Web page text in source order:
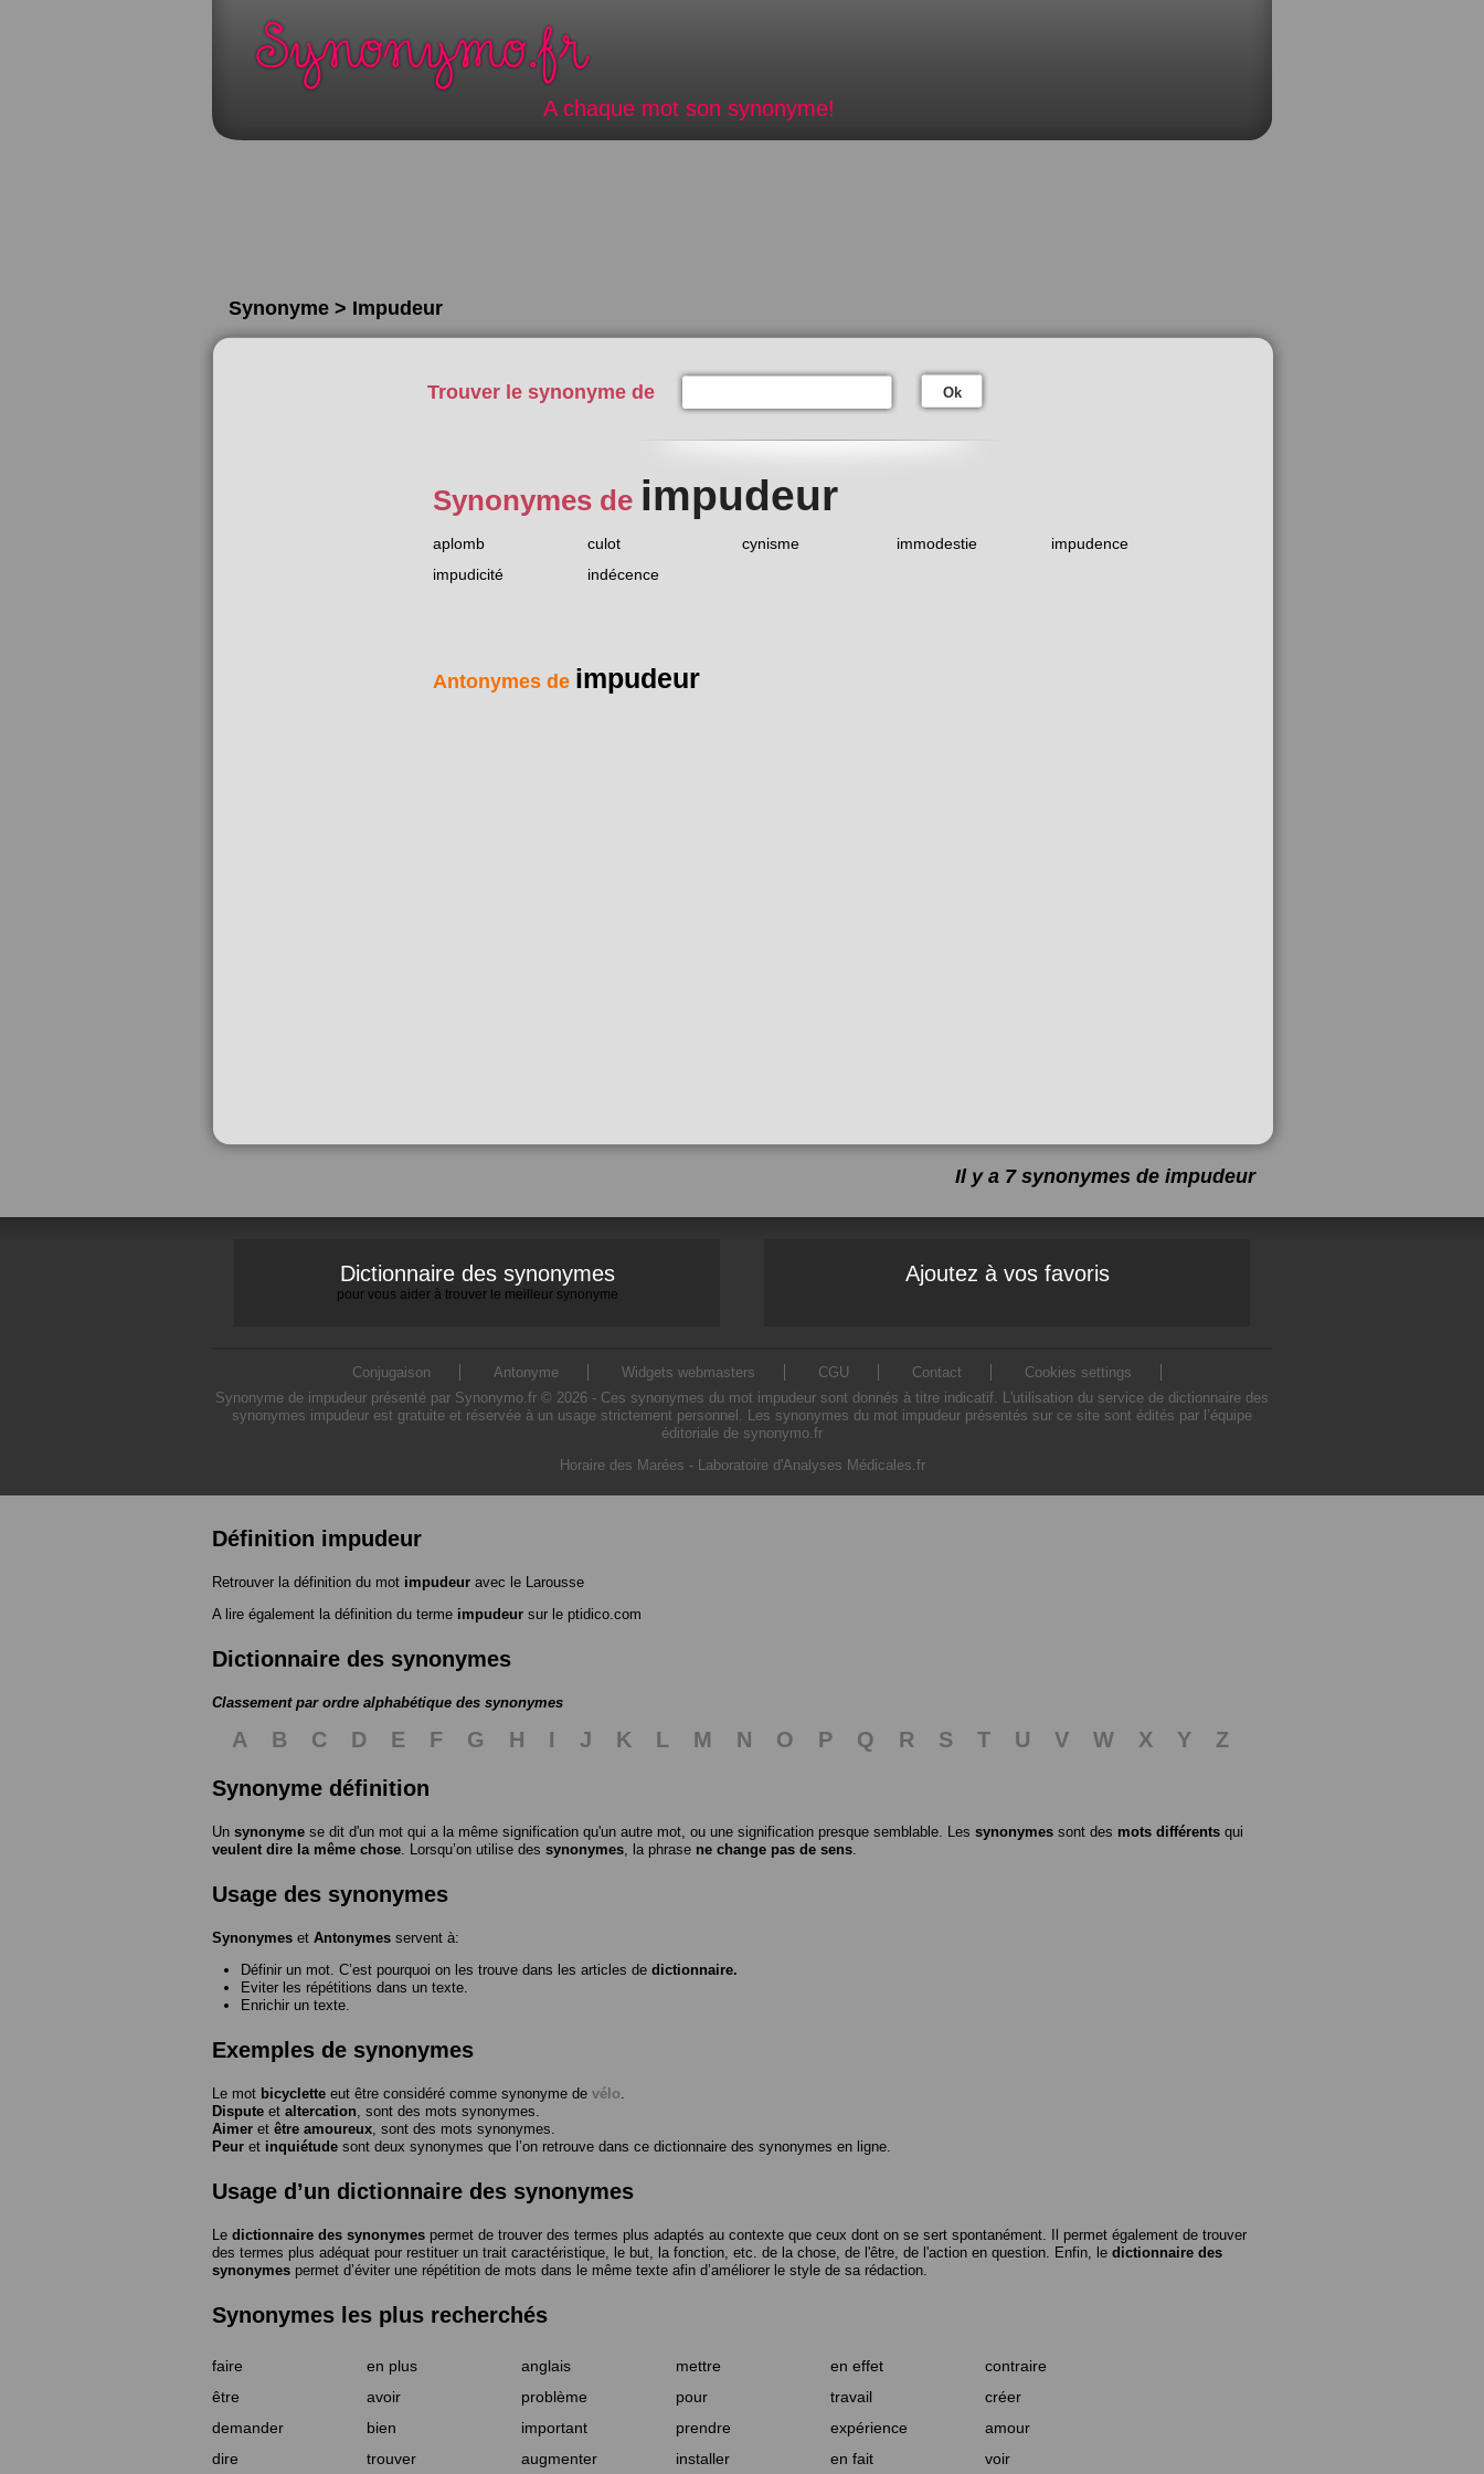
A chaque mot son synonyme!
Synonyme > Impudeur
Trouver le synonyme de Ok
Synonymes de impudeur
aplomb culot cynisme immodestie
impudence
impudicité
indécence
Antonymes de impudeur
Il y a 7 synonymes de impudeur
Dictionnaire des synonymes
pour vous aider à trouver le meilleur synonyme
Ajoutez à vos favoris
Conjugaison Antonyme Widgets webmasters CGU Contact
Cookies settings
Synonyme de impudeur présenté par Synonymo.fr © 2026 - Ces synonymes du mot impudeur sont donnés à titre indicatif. L'utilisation du service de dictionnaire des
synonymes impudeur est gratuite et réservée à un usage strictement personnel. Les synonymes du mot impudeur présentés sur ce site sont édités par l’équipe
éditoriale de synonymo.fr
Horaire des Marées - Laboratoire d'Analyses Médicales.fr
Définition impudeur
Retrouver la définition du mot impudeur avec le Larousse
A lire également la définition du terme impudeur sur le ptidico.com
Dictionnaire des synonymes
Classement par ordre alphabétique des synonymes
A B C D E F G H I J K L M N O P Q R S T U V W X Y
Z
Synonyme définition
Un synonyme se dit d'un mot qui a la même signification qu'un autre mot, ou une signification presque semblable. Les synonymes sont des mots différents qui
veulent dire la même chose . Lorsqu’on utilise des synonymes , la phrase ne change pas de sens
Usage des synonymes
Synonymes et Antonymes servent à:
Définir un mot. C’est pourquoi on les trouve dans les articles de dictionnaire.
Eviter les répétitions dans un texte.
Enrichir un texte.
Exemples de synonymes
Le mot bicyclette eut être considéré comme synonyme de vélo
Dispute et altercation , sont des mots synonymes.
Aimer et être amoureux , sont des mots synonymes.
Peur et inquiétude sont deux synonymes que l’on retrouve dans ce dictionnaire des synonymes en ligne.
Usage d’un dictionnaire des synonymes
Le dictionnaire des synonymes permet de trouver des termes plus adaptés au contexte que ceux dont on se sert spontanément. Il permet également de trouver
des termes plus adéquat pour restituer un trait caractéristique, le but, la fonction, etc. de la chose, de l'être, de l'action en question. Enfin, le dictionnaire des
synonymes permet d’éviter une répétition de mots dans le même texte afin d’améliorer le style de sa rédaction.
Synonymes les plus recherchés
faire en plus anglais mettre en effet
contraire
être
avoir problème pour travail
créer
demander
bien important prendre expérience
amour
dire
trouver augmenter installer en fait voir